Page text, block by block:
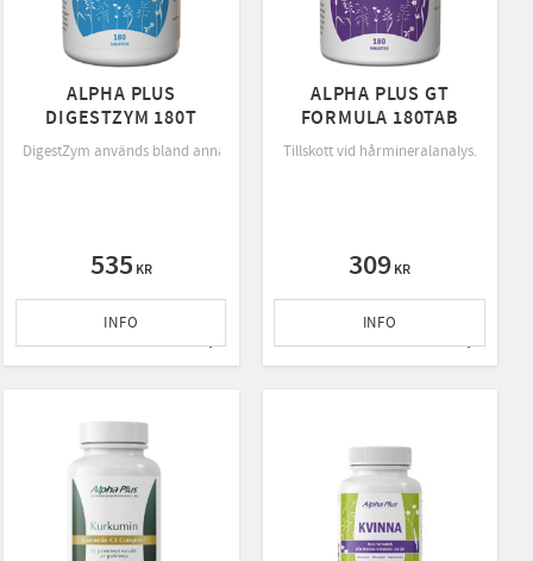
mental prestationsförmåga.
är förstadiet till den första mjölken (råmjölken) som kon bildar inom 24
i favoriter
ALPHA PLUS
DIGESTZYM 180T
DigestZym används bland annat vid näringsbalansering enligt
535KR
Lägg till i favoriter
INFO
ALPHA PLUS GT
FORMULA 180TAB
Tillskott vid hårmineralanalys.
309KR
Lägg
INFO